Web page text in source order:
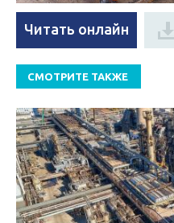
Читать онлайн
СМОТРИТЕ ТАКЖЕ